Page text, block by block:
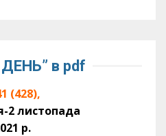
в pdf
(428),
2 листопада
р.